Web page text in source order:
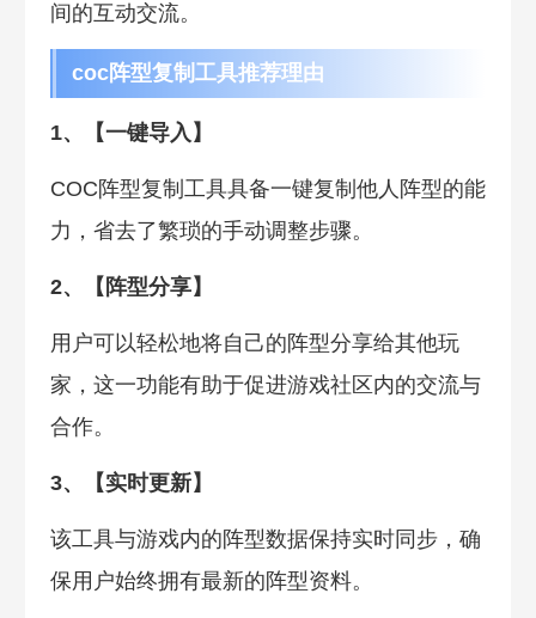
间的互动交流。
coc阵型复制工具推荐理由
1、【一键导入】
COC阵型复制工具具备一键复制他人阵型的能
力，省去了繁琐的手动调整步骤。
2、【阵型分享】
用户可以轻松地将自己的阵型分享给其他玩
家，这一功能有助于促进游戏社区内的交流与
合作。
3、【实时更新】
该工具与游戏内的阵型数据保持实时同步，确
保用户始终拥有最新的阵型资料。